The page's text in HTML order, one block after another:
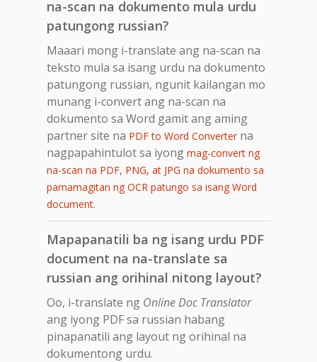
na-scan na dokumento mula urdu
patungong russian?
Maaari mong i-translate ang na-scan na
teksto mula sa isang urdu na dokumento
patungong russian, ngunit kailangan mo
munang i-convert ang na-scan na
dokumento sa Word gamit ang aming
partner site na PDF to Word Converterna
nagpapahintulot sa iyong mag-convert ng
na-scan na PDF, PNG, at JPG na dokumento sa
pamamagitan ng OCR patungo sa isang Word
document.
Mapapanatili ba ng isang urdu PDF
document na na-translate sa
russian ang orihinal nitong layout?
Oo, i-translate ng Online Doc Translator
ang iyong PDF sa russian habang
pinapanatili ang layout ng orihinal na
dokumentong urdu.